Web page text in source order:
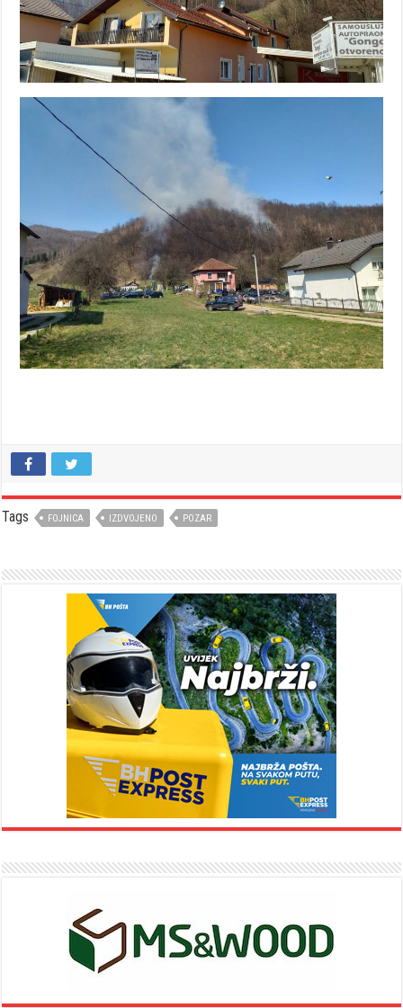
Tags FOJNICA IZDVOJENO POZAR